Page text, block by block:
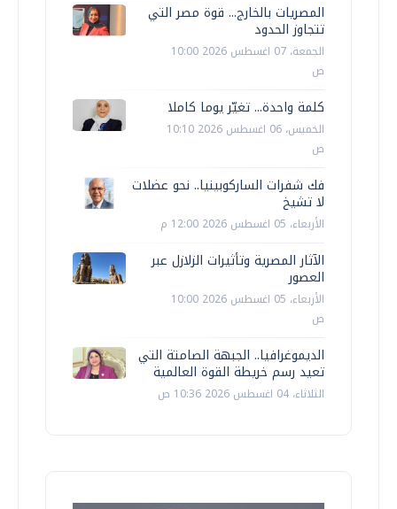
المصريات بالخارج... قوة مصر التي
تتجاوز الحدود
الجمعة، 07 اغسطس 2026 10:00
ص
كلمة واحدة... تغيّر يوما كاملا
الخميس، 06 اغسطس 2026 10:10
ص
فك شفرات الساركوبينيا.. نحو عضلات
لا تشيخ
الأربعاء، 05 اغسطس 2026 12:00 م
الآثار المصرية وتأثيرات الزلازل عبر
العصور
الأربعاء، 05 اغسطس 2026 10:00
ص
الديموغرافيا.. الجبهة الصامتة التي
تعيد رسم خريطة القوة العالمية
الثلاثاء، 04 اغسطس 2026 10:36 ص